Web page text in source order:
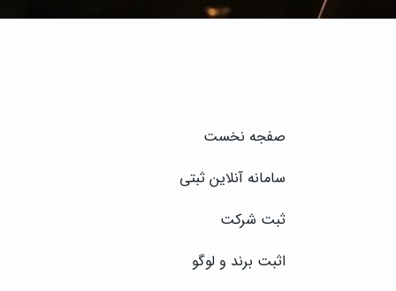
صفجه نخست
سامانه آنلاین ثبتی
ثبت شرکت
اثبت برند و لوگو